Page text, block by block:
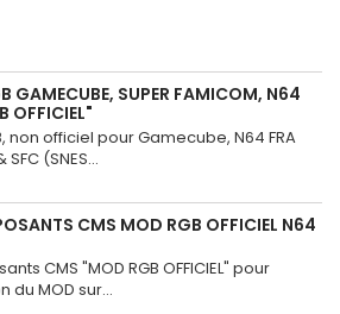
GAMECUBE, SUPER FAMICOM, N64
OFFICIEL"
non officiel pour Gamecube, N64 FRA
(SNES...
CMS MOD RGB OFFICIEL N64
CMS "MOD RGB OFFICIEL" pour
du MOD sur...